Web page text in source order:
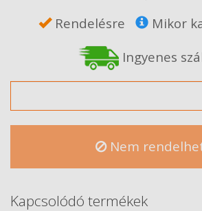
Rendelésre
Mikor
Ingyenes
Nem
Kapcsolódó termékek